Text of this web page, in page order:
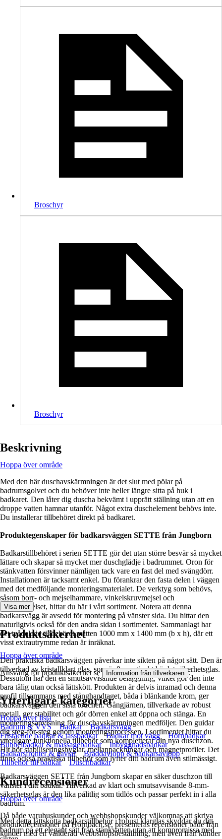
Broschyr
Broschyr
Beskrivning
Hoppa över område
Med den här duschavskärmningen är det slut med pölar på
badrumsgolvet och du behöver inte heller längre sitta på huk i
badkaret. Den låter dig duscha bekvämt i upprätt ställning utan att en
droppe vatten hamnar utanför. Något extra duschelement behövs inte.
Du installerar tillbehöret direkt på badkaret.
Produktegenskaper för badkarsväggen SETTE från Jungborn
Badkarstillbehöret i serien SETTE gör det utan större besvär så mycket
lättare och skapar så mycket mer duschglädje i badrummet. Oron för
stänkvatten försvinner nämligen tack vare en fast del med svängdörr.
Installationen är tacksamt enkel. Du förankrar den fasta delen i väggen
med det medföljande monteringsmaterialet. De verktyg som behövs,
såsom borr- och mejselhammare, vinkelskruvmejsel och
skruvmejselset, hittar du här i vårt sortiment. Notera att denna
badkarsvägg är avsedd för montering på vänster sida. Du hittar den
naturligtvis också för den andra sidan i sortimentet. Sammanlagt har
det tvådelade tillbehöret måtten 1000 mm x 1400 mm (b x h), där ett
visst extrautrymme redan är inräknat.
Den praktiska badkarsväggen påverkar inte sikten på något sätt. Den är
tillverkad av kristallklart glas, som är 8 mm tjockt härdat säkerhetsglas.
Dessutom har den en smutsavvisande beläggning, vilket gör den inte
bara tålig utan också lättskött. Produkten är delvis inramad och denna
profil tillsammans med stånghandtaget, båda i blänkande krom, ger
badkarsväggen den sista touchen. Gångjärnen, tillverkade av robust
metall, ger stabilitet och gör dörren enkel att öppna och stänga. En
monteringsanvisning för duschavskärmningen medföljer. Den guidar
dig steg-för-steg genom monteringsprocessen. I sortimentet hittar du
ytterligare funktionella tillbehör som kompletterar din nya duschzon.
Hit hör stabiliseringsbyglar, mellanpackningar och magnetprofiler. Det
finns också praktiska tillbehör som lyfter ditt badrum även stilmässigt.
Badkarsväggen SETTE från Jungborn skapar en säker duschzon till
vänster i ditt badkar. Tillverkad av klart och smutsavvisande 8-mm-
säkerhetsglas är den lika pålitlig som tidlös och passar perfekt in i alla
badrum.
Med detta lättskötta badkarstillbehör i robust klarglas skyddar du ditt
badrum på ett elegant sätt från stänkvatten utan att kompromissa med
Visa mer
Produktsäkerhet
Hoppa över område
Ansvarig för produktsäkerhet se Information från tillverkaren .
Ytterligare kategorier
Hoppa över lista
Badrum & VVS
Badkar
Badkarsvägg
Fristående badkar & tassbadkar
Badkar mot vägg
Hörnbadkar
Bubbelbadkar & massagebadkar
Inbyggnadsbadkar
Badkarsfronter & gavlar
Bräddavlopp & badkarsavlopp
Tillbehör till badkar
Duschbadkar
Kundrecensioner
Hoppa över område
Då både varuhuskunder och webbshopskunder välkomnas att skriva
produktrecensioner på Hornbach.se, presenteras recensioner både från
kunder med en validerad webbshopsbeställning, men även från kunder